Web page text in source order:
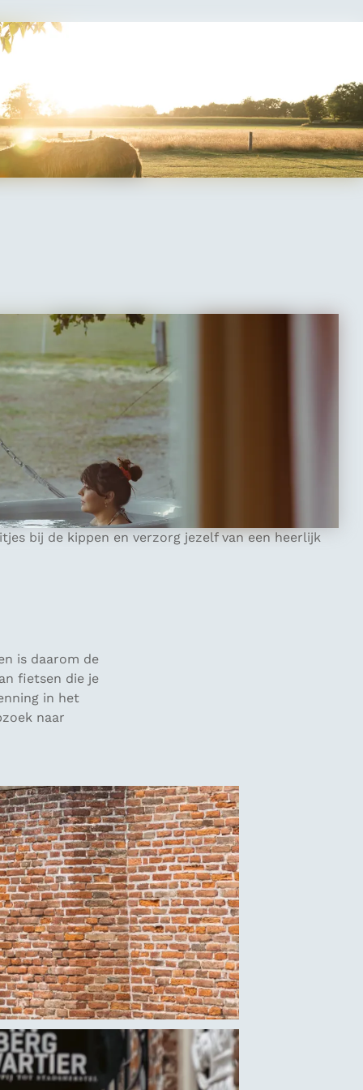
Zo geniet je bij een verblijf van eigen sanitair,
je uren over de landerijen kan turen of geniet van
vondsten?
van het boerderijleven of ervaar hoe het is
naar rustpunt ‘Middenin’. Een bijzonder
bij de kippen en verzorg jezelf van een heerlijk
is daarom de
fietsen die je
in het
naar